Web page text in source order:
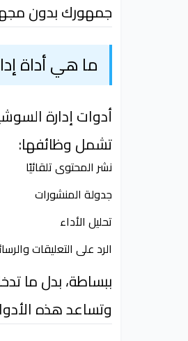
جمهورك بدون
ما هي أداة
أدوات إدارة
تشمل وظائفها:
نشر المحتوى تلقائيًا
جدولة المنشورات
تحليل الأداء
الرد على التعليقات
ببساطة، بدل ما
وتساعد هذه